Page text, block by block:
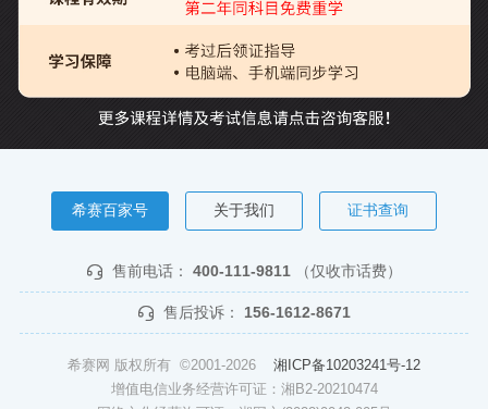
希赛百家号 关于我们 证书查询
售前电话： 400-111-9811 （仅收市话费）
售后投诉： 156-1612-8671
希赛网 版权所有 ©2001-2026 湘ICP备10203241号-12
增值电信业务经营许可证：湘B2-20210474